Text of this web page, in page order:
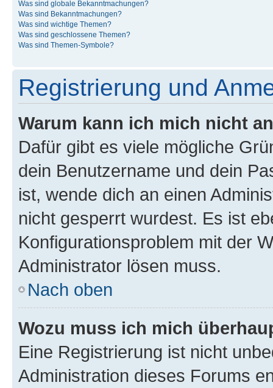
Was sind globale Bekanntmachungen?
Was sind Bekanntmachungen?
Was sind wichtige Themen?
Was sind geschlossene Themen?
Was sind Themen-Symbole?
Registrierung und
Warum kann ich mich nicht
Dafür gibt es viele mögliche
dein Benutzername und dein
ist, wende dich an einen
nicht gesperrt wurdest. Es ist
Konfigurationsproblem mit der
Administrator lösen muss.
Nach oben
Wozu muss ich mich
Eine Registrierung ist nicht
Administration dieses Forums